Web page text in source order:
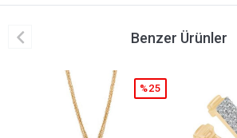
Benzer Ürünler
%25